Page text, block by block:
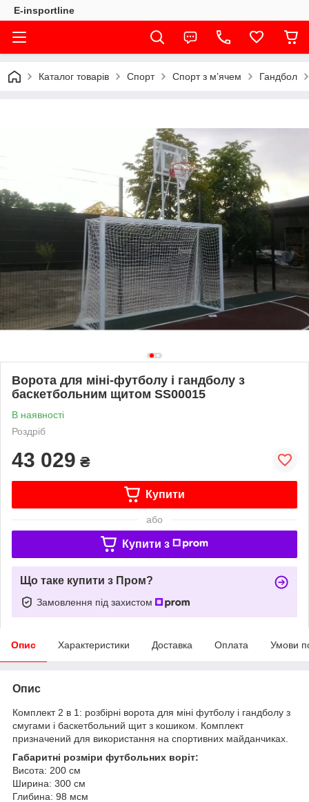
E-insportline
Каталог товарів Спорт Спорт з м’ячем Гандбол
Ворота для міні-футболу і гандболу з
баскетбольним щитом SS00015
В наявності
Роздріб
43 029 ₴
Купити
або
Купити з
Що таке купити з Пром?
Замовлення під захистом
Опис Характеристики Доставка Оплата Умови
Опис
Комплект 2 в 1: розбірні ворота для міні футболу і гандболу з
смугами і баскетбольний щит з кошиком. Комплект
призначений для використання на спортивних майданчиках.
Габаритні розміри футбольних воріт:
Висота: 200 см
Ширина: 300 см
Глибина: 98 мсм